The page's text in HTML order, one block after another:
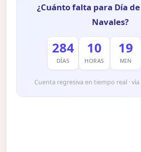
¿Cuánto falta para Día
Navales?
284
DÍAS
10
HORAS
19
MIN
Cuenta regresiva en tiempo real ·